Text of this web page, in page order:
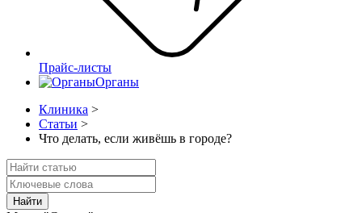
Прайс-листы
Органы
Клиника >
Статьи >
Что делать, если живёшь в городе?
Найти